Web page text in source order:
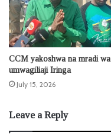
CCM yakoshwa na mradi wa
umwagiliaji Iringa
July 15, 2026
Leave a Reply